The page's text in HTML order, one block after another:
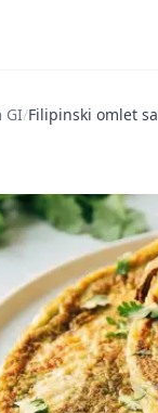
GI/Filipinski omlet